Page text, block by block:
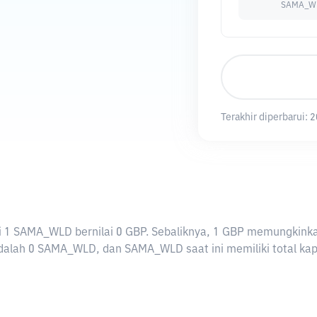
Terakhir diperbarui:
SAMA_WLD bernilai 0 GBP. Sebaliknya, 1 GBP
0 SAMA_WLD, dan SAMA_WLD saat ini memiliki total